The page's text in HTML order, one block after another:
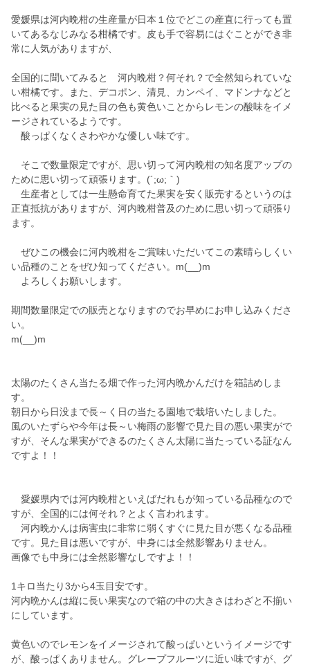
愛媛県は河内晩柑の生産量が日本１位でどこの産直に行っても置
いてあるなじみなる柑橘です。皮も手で容易にはぐことができ非
常に人気がありますが、
全国的に聞いてみると 河内晩柑？何それ？で全然知られていな
い柑橘です。また、デコポン、清見、カンペイ、マドンナなどと
比べると果実の見た目の色も黄色いことからレモンの酸味をイメ
ージされているようです。
酸っぱくなくさわやかな優しい味です。
そこで数量限定ですが、思い切って河内晩柑の知名度アップの
ために思い切って頑張ります。(´;ω;｀)
生産者としては一生懸命育てた果実を安く販売するというのは
正直抵抗がありますが、河内晩柑普及のために思い切って頑張り
ます。
ぜひこの機会に河内晩柑をご賞味いただいてこの素晴らしくい
い品種のことをぜひ知ってください。m(__)m
よろしくお願いします。
期間数量限定での販売となりますのでお早めにお申し込みくださ
い。
m(__)m
太陽のたくさん当たる畑で作った河内晩かんだけを箱詰めしま
す。
朝日から日没まで長～く日の当たる園地で栽培いたしました。
風のいたずらや今年は長～い梅雨の影響で見た目の悪い果実がで
すが、そんな果実ができるのたくさん太陽に当たっている証なん
ですよ！！
愛媛県内では河内晩柑といえばだれもが知っている品種なので
すが、全国的には何それ？とよく言われます。
河内晩かんは病害虫に非常に弱くすぐに見た目が悪くなる品種
です。見た目は悪いですが、中身には全然影響ありません。
画像でも中身には全然影響なしですよ！！
1キロ当たり3から4玉目安です。
河内晩かんは縦に長い果実なので箱の中の大きさはわざと不揃い
にしています。
黄色いのでレモンをイメージされて酸っぱいというイメージです
が、酸っぱくありません。グレープフルーツに近い味ですが、グ